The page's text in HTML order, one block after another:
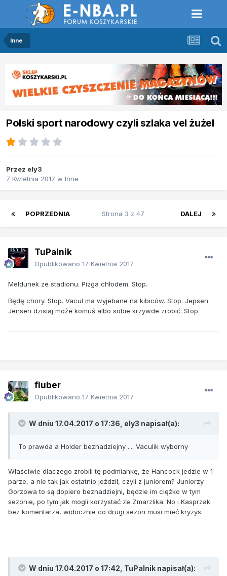
Inne
Polski sport narodowy czyli szlaka vel żużel
Przez ely3
7 Kwietnia 2017 w Inne
POPRZEDNIA DALEJ
Strona 3 z 47
TuPalnik
Opublikowano 17 Kwietnia 2017
Meldunek ze stadionu. Pizga chłodem. Stop.
Będę chory. Stop. Vacul ma wyjebane na kibiców. Stop. Jepsen
Jensen dzisiaj może komuś albo sobie krzywde zrobić. Stop.
fluber
Opublikowano 17 Kwietnia 2017
W dniu 17.04.2017 o 17:36, ely3 napisał(a):
To prawda a Holder beznadziejny .... Vaculik wyborny
Właściwie dlaczego zrobili tę podmiankę, że Hancock jedzie w 1
parze, a nie tak jak ostatnio jeździł, czyli z juniorem? Juniorzy
Gorzowa to są dopiero beznadziejni, będzie im ciężko w tym
sezonie, po tym jak mogli korzystać ze Zmarzlika. No i Kasprzak
bez komentarza, widocznie co drugi sezon musi mieć kryzys.
W dniu 17.04.2017 o 17:42, TuPalnik napisał(a):